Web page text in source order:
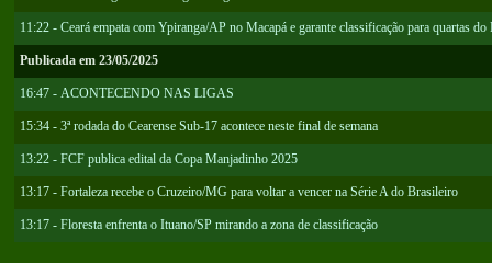
11:22 - Ceará empata com Ypiranga/AP no Macapá e garante classificação para quartas
Publicada em 23/05/2025
16:47 - ACONTECENDO NAS LIGAS
15:34 - 3ª rodada do Cearense Sub-17 acontece neste final de semana
13:22 - FCF publica edital da Copa Manjadinho 2025
13:17 - Fortaleza recebe o Cruzeiro/MG para voltar a vencer na Série A do Brasileiro
13:17 - Floresta enfrenta o Ituano/SP mirando a zona de classificação